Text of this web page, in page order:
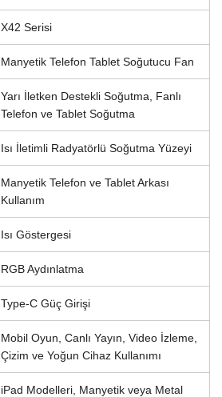
X42 Serisi
Manyetik Telefon Tablet Soğutucu Fan
Yarı İletken Destekli Soğutma, Fanlı
Telefon ve Tablet Soğutma
Isı İletimli Radyatörlü Soğutma Yüzeyi
Manyetik Telefon ve Tablet Arkası
Kullanım
Isı Göstergesi
RGB Aydınlatma
Type-C Güç Girişi
Mobil Oyun, Canlı Yayın, Video İzleme,
Çizim ve Yoğun Cihaz Kullanımı
iPad Modelleri, Manyetik veya Metal